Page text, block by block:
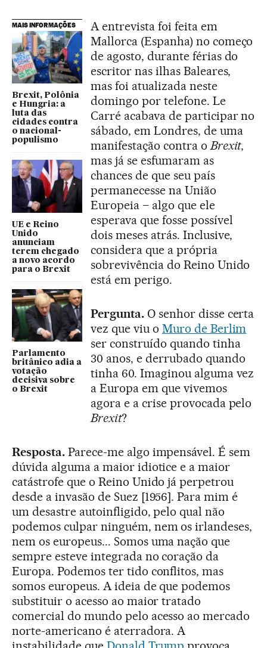
MAIS INFORMAÇÕES
Brexit, Polônia
e Hungria: a
luta das
cidades contra
o nacional-
populismo
UE e Reino
Unido
anunciam
terem chegado
a novo acordo
para o Brexit
Parlamento
britânico adia a
votação
decisiva sobre
o Brexit
A entrevista foi feita em
Mallorca (Espanha) no começo
de agosto, durante férias do
escritor nas ilhas Baleares,
mas foi atualizada neste
domingo por telefone. Le
Carré acabava de participar no
sábado, em Londres, de uma
manifestação contra oBrexit,
mas já se esfumaram as
chances de que seu país
permanecesse na União
Europeia – algo que ele
esperava que fosse possível
dois meses atrás. Inclusive,
considera que a própria
sobrevivência do Reino Unido
está em perigo.
Pergunta. O senhor disse certa
vez que viu o Muro de Berlim
ser construído quando tinha
30 anos, e derrubado quando
tinha 60. Imaginou alguma vez
a Europa em que vivemos
agora e a crise provocada pelo
Brexit?
Resposta. Parece-me algo impensável. É sem
dúvida alguma a maior idiotice e a maior
catástrofe que o Reino Unido já perpetrou
desde a invasão de Suez [1956]. Para mim é
um desastre autoinfligido, pelo qual não
podemos culpar ninguém, nem os irlandeses,
nem os europeus... Somos uma nação que
sempre esteve integrada no coração da
Europa. Podemos ter tido conflitos, mas
somos europeus. A ideia de que podemos
substituir o acesso ao maior tratado
comercial do mundo pelo acesso ao mercado
norte-americano é aterradora. A